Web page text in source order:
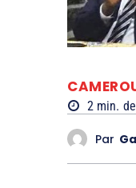
2 min.
Par